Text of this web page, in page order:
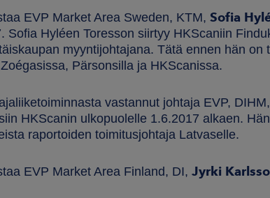
EVP Market Area Sweden, KTM, Sofia
Sofia Hyléen Toresson siirtyy HKScaniin
myyntijohtajana. Tätä ennen hän on
Pärsonsilla ja HKScanissa.
vastannut johtaja EVP, DIHM,
HKScanin ulkopuolelle 1.6.2017 alkaen.
raportoiden toimitusjohtaja Latvaselle.
EVP Market Area Finland, DI, Jyrki